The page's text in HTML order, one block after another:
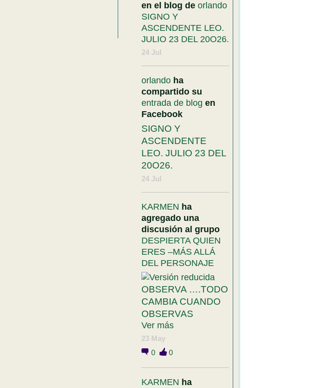
en el blog de orlando
SIGNO Y
ASCENDENTE LEO.
JULIO 23 DEL 20O26.
24 Jul
orlando ha
compartido su
entrada de blog en
Facebook
SIGNO Y
ASCENDENTE
LEO. JULIO 23 DEL
20O26.
24 Jul
KARMEN ha
agregado una
discusión al grupo
DESPIERTA QUIEN
ERES –MÁS ALLÁ
DEL PERSONAJE
OBSERVA ….TODO
CAMBIA CUANDO
OBSERVAS
Ver más
23 May
0
0
KARMEN ha